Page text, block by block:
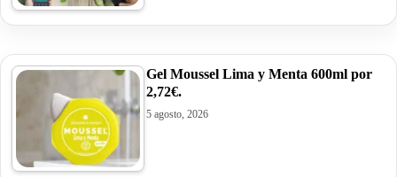
Gel Moussel Lima y Menta 600ml por
2,72€.
5 agosto, 2026